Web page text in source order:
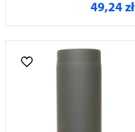
49,24 zł